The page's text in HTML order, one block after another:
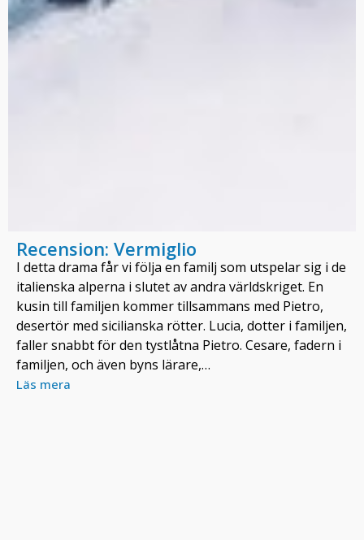
Recension: Vermiglio
I detta drama får vi följa en familj som utspelar sig i de
italienska alperna i slutet av andra världskriget. En
kusin till familjen kommer tillsammans med Pietro,
desertör med sicilianska rötter. Lucia, dotter i familjen,
faller snabbt för den tystlåtna Pietro. Cesare, fadern i
familjen, och även byns lärare,…
Läs mera